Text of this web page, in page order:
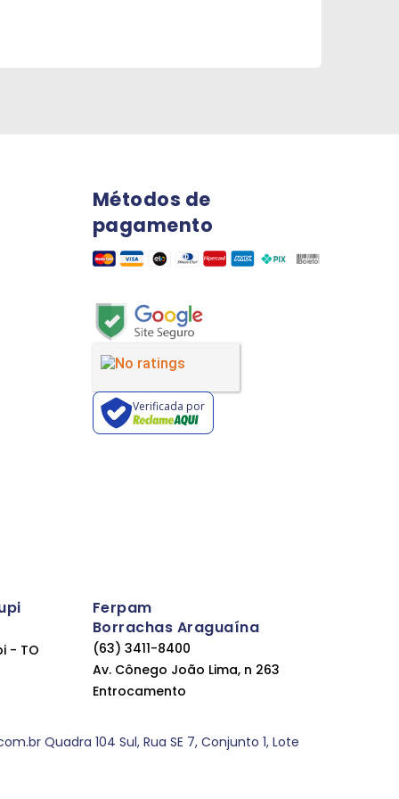
Métodos de
pagamento
Verificada por
- TO
Ferpam
Borrachas Araguaína
(63) 3411-8400
Av. Cônego João Lima, n 263
Entrocamento
Quadra 104 Sul, Rua SE 7, Conjunto 1, Lote